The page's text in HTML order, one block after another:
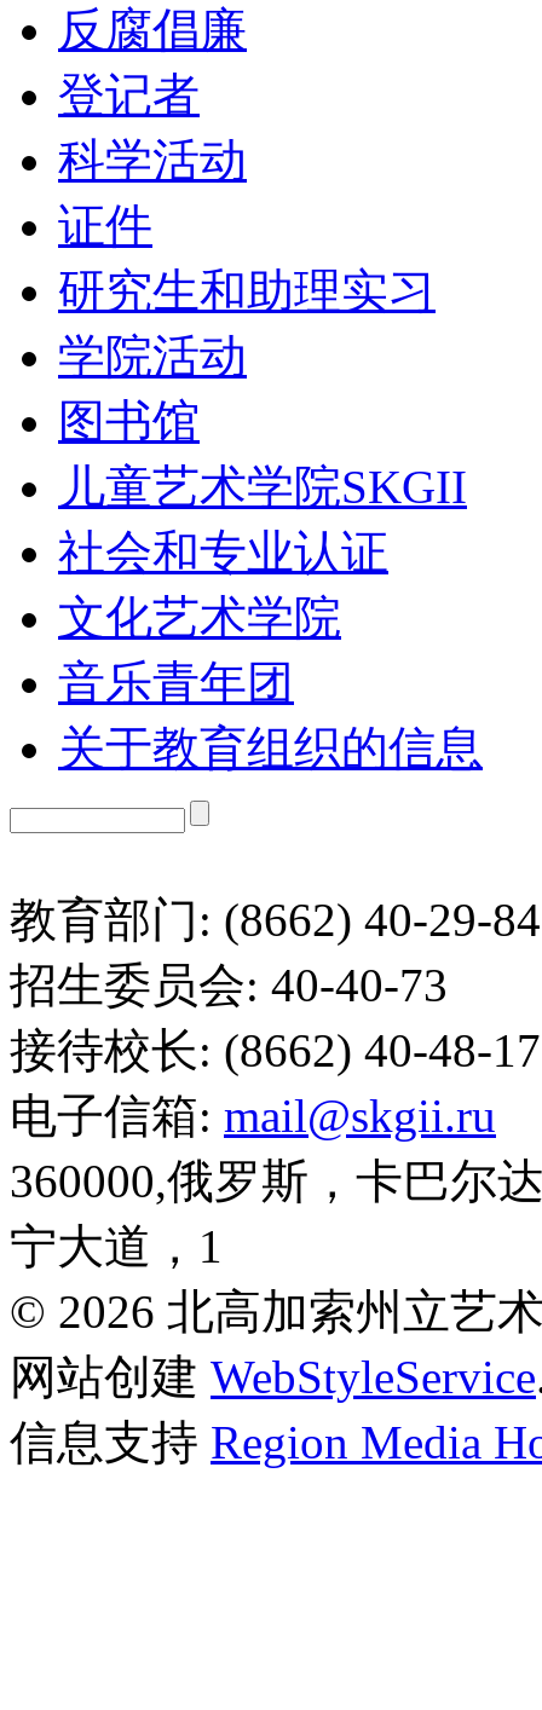
反腐倡廉
登记者
科学活动
证件
研究生和助理实习
学院活动
图书馆
儿童艺术学院SKGII
社会和专业认证
文化艺术学院
音乐青年团
关于教育组织的信息
教育部门: (8662) 40-29-84
招生委员会: 40-40-73
接待校长: (8662) 40-48-17
电子信箱: mail@skgii.ru
360000,俄罗斯，卡巴尔
宁大道，1
© 2026 北高加索州立艺
网站创建 WebStyleService
信息支持 Region Media